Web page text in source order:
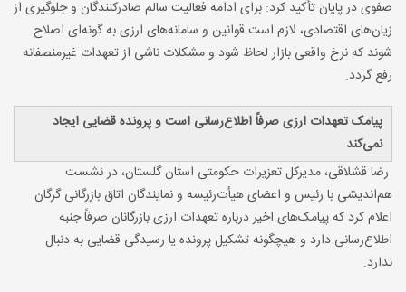
صفوی در پایان تأکید کرد: برای ادامه فعالیت سالم صادرکنندگان و جلوگیری از
زیان‌های اقتصادی، لازم است قوانین و سامانه‌های ارزی به گونه‌ای اصلاح
شوند که نرخ واقعی بازار لحاظ شود و مشکلات ناشی از تعهدات غیرمنصفانه
رفع گردد.
پیامک تعهدات ارزی صرفاً اطلاع‌رسانی است و پرونده قضایی ایجاد
نمی‌کند
رضا قشلاقی، مدیرکل تعزیرات حکومتی استان گلستان، در نشست
هم‌اندیشی با رئیس و اعضای هیأت‌رئیسه و نمایندگان اتاق بازرگانی گرگان
اعلام کرد که پیامک‌های اخیر درباره تعهدات ارزی بازرگانان صرفاً جنبه
اطلاع‌رسانی دارد و هیچگونه تشکیل پرونده یا رسیدگی قضایی به دنبال
ندارد.